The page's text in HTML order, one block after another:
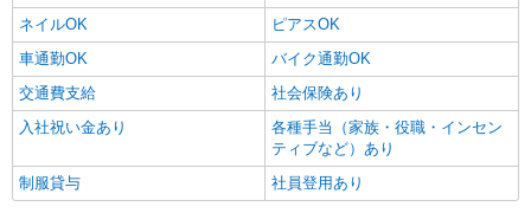
ネイルOK
ピアスOK
車通勤OK
バイク通勤OK
交通費支給
社会保険あり
入社祝い金あり
各種手当（家族・役職・インセン
ティブなど）あり
制服貸与
社員登用あり